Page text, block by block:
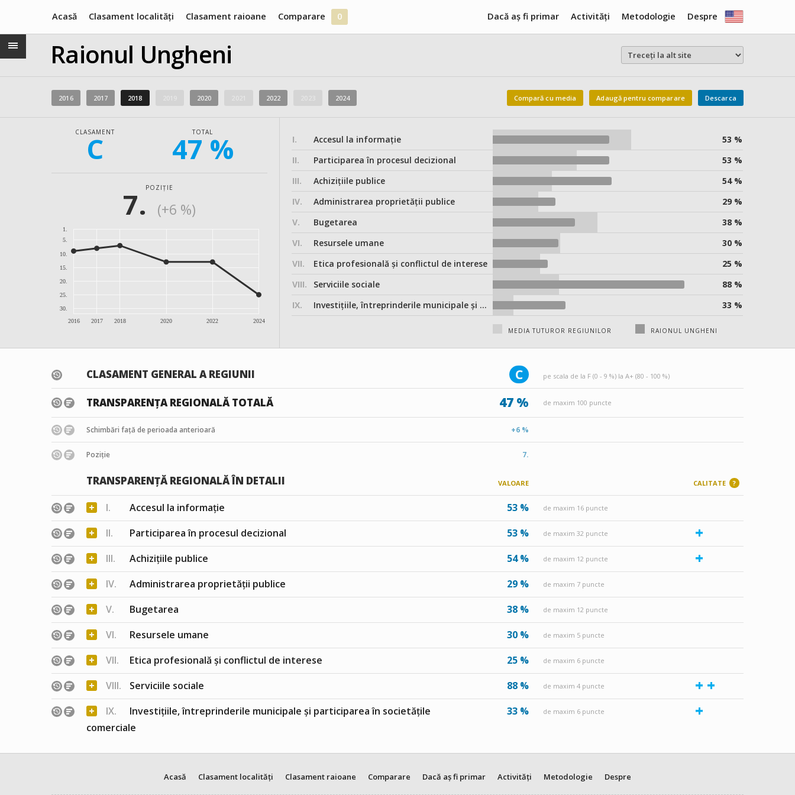
Acasă Despre
Clasament localități Metodologie
Clasament raioane Activități
Comparare 0 Dacă aș fi primar
Raionul Ungheni
2016 2017 2018 2020 2022 2024 Descarca
Adaugă pentru comparare
Compară cu media
CLASAMENT
C TOTAL
47 %
POZIȚIE
7. (+6 %)
2016 2017 2018 2020 2022 2024
1.
5.
10.
15.
20.
25.
30.
I. Accesul la informație
53 %
II.
Participarea în procesul decizional
53 %
III.
Achizițiile publice
54 %
IV.
Administrarea proprietății publice
29 %
V.
Bugetarea
38 %
VI.
Resursele umane
30 %
VII.
Etica profesională și conflictul de interese
25 %
VIII.
Serviciile sociale
88 %
IX.
Investițiile, întreprinderile municipale și participarea în societățile comerciale 33 %
MEDIA TUTUROR REGIUNILOR RAIONUL UNGHENI
CLASAMENT GENERAL A REGIUNII C pe scala de la F (0 - 9 %) la A+ (80 - 100 %)
TRANSPARENȚA REGIONALĂ TOTALĂ 47 % de maxim 100 puncte
Schimbări față de perioada anterioară +6 %
Poziție 7.
TRANSPARENȚĂ REGIONALĂ ÎN DETALII VALOARE CALITATE ?
+ I. Accesul la informație 53 % de maxim 16 puncte
+ II. Participarea în procesul decizional 53 % de maxim 32 puncte +
+ III. Achizițiile publice 54 % de maxim 12 puncte +
+ IV. Administrarea proprietății publice 29 % de maxim 7 puncte
+ V. Bugetarea 38 % de maxim 12 puncte
+ VI. Resursele umane 30 % de maxim 5 puncte
+ VII. Etica profesională și conflictul de interese 25 % de maxim 6 puncte
+ VIII. Serviciile sociale 88 % de maxim 4 puncte + +
+ IX.
Investițiile, întreprinderile municipale și participarea în societățile
comerciale
33 % de maxim 6 puncte +
Acasă Clasament localități Clasament raioane Comparare Dacă aș fi primar Activități Metodologie Despre